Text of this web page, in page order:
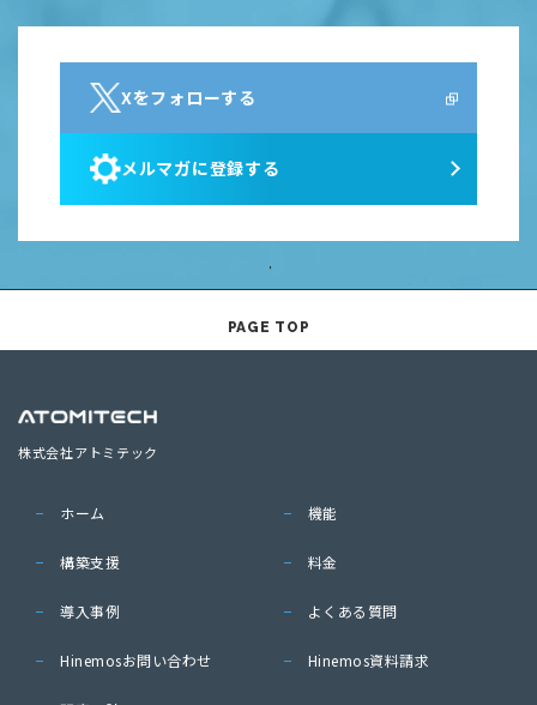
Xをフォローする
メルマガに登録する
PAGE TOP
株式会社アトミテック
ホーム 機能
構築支援 料金
導入事例 よくある質問
Hinemosお問い合わせ Hinemos資料請求